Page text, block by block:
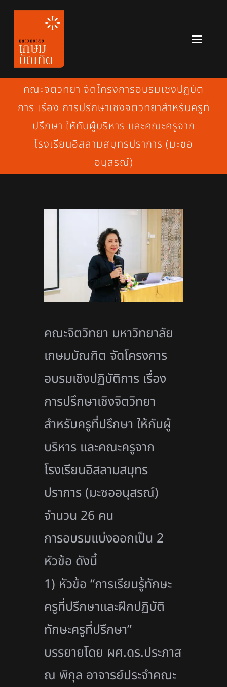
Skip
content
หลักสูตร
ข่าวสาร
เกี่ยวกับมหาวิทยาลัย
คณะจิตวิทยา จัดโครงการอบรมเชิงปฏิบัติ
การ เรื่อง การปรึกษาเชิงจิตวิทยาสำหรับครูที่
ปรึกษา ให้กับผู้บริหาร และคณะครูจาก
โรงเรียนอิสลามสมุทรปราการ (มะซอ
อนุสรณ์)
คณะจิตวิทยา มหาวิทยาลัย
เกษมบัณฑิต จัดโครงการ
อบรมเชิงปฏิบัติการ เรื่อง
การปรึกษาเชิงจิตวิทยา
สำหรับครูที่ปรึกษา ให้กับผู้
บริหาร และคณะครูจาก
โรงเรียนอิสลามสมุทร
ปราการ (มะซออนุสรณ์)
จำนวน 26 คน
การอบรมแบ่งออกเป็น 2
หัวข้อ ดังนี้
1) หัวข้อ “การเรียนรู้ทักษะ
ครูที่ปรึกษาเเละฝึกปฏิบัติ
ทักษะครูที่ปรึกษา”
บรรยายโดย ผศ.ดร.ประภาส
ณ พิกุล อาจารย์ประจำคณะ